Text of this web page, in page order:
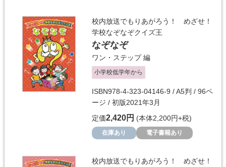
校内放送でもりあがろう！ めざせ！
学校なぞなぞクイズ王
なぞなぞ
ワン・ステップ編
小学校低学年から
ISBN978-4-323-04146-9 / A5判 / 96ペ
ージ / 初版2021年3月
定価2,420円 (本体2,200円+税)
在庫あり 電子書籍あり
校内放送でもりあがろう！ めざせ！